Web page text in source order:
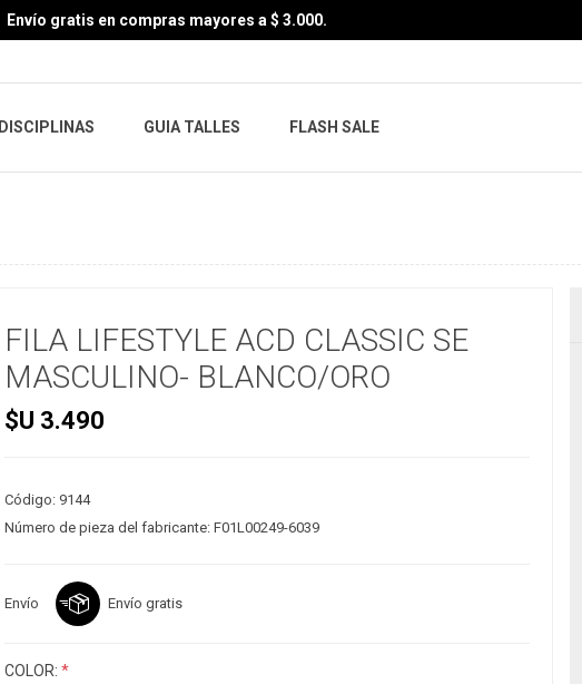
Envío gratis en compras mayores a $ 3.000.
DISCIPLINAS GUIA TALLES FLASH SALE
FILA LIFESTYLE ACD CLASSIC SE
MASCULINO- BLANCO/ORO
$U 3.490
Código: 9144
Número de pieza del fabricante: F01L00249-6039
Envío Envío gratis
COLOR: *